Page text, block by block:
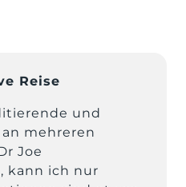
Reise
und
mehreren
Joe
kann ich nur